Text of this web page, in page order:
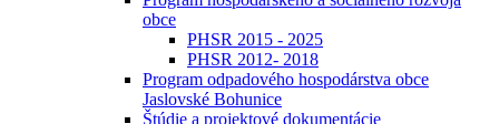
obce
PHSR 2015 - 2025
PHSR 2012- 2018
Program odpadového hospodárstva obce
Jaslovské Bohunice
Štúdie a projektové dokumentácie